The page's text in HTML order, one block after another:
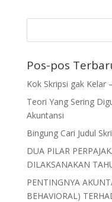
Pos-pos
Kok Skripsi gak Kelar
Teori Yang Sering
Akuntansi
Bingung Cari Judul
DUA PILAR
DILAKSANAKAN
PENTINGNYA
BEHAVIORAL)